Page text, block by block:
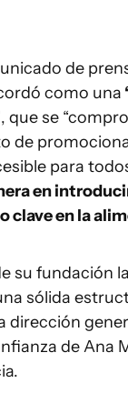
de
como una
, que se
de
para
en
clave en la
su fundación
sólida
dirección
de Ana